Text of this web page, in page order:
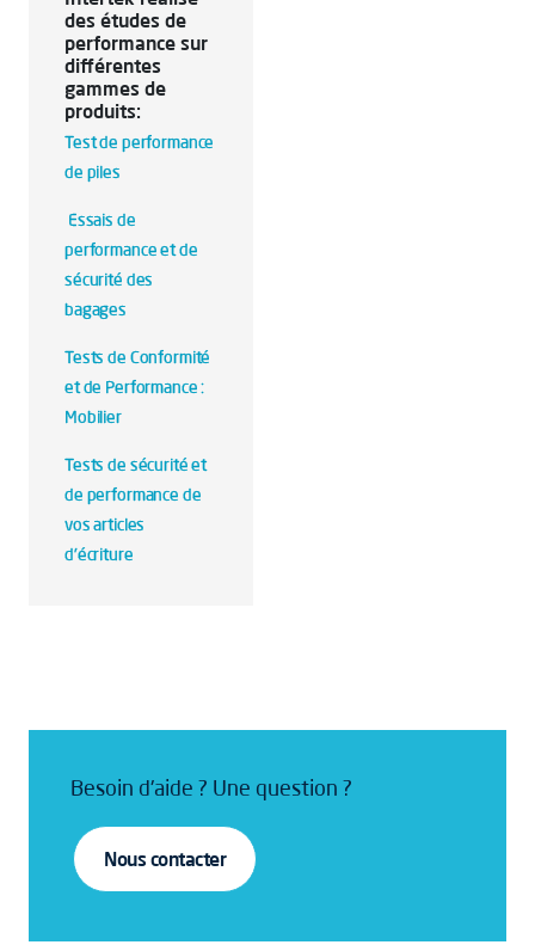
des études de
performance sur
différentes
gammes de
produits:
Test de performance
de piles
Essais de
performance et de
sécurité des
bagages
Tests de Conformité
et de Performance :
Mobilier
Tests de sécurité et
de performance de
vos articles
d'écriture
Besoin d'aide ? Une question ?
Nous contacter